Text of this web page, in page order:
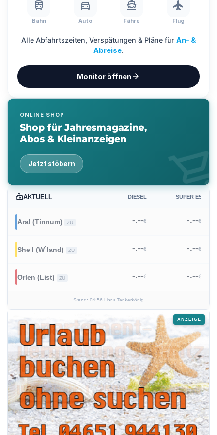
train
Bahn
directions_car
Auto
directions_boat
Fähre
flight
Flug
Alle Abfahrtszeiten, Verspätungen & Pläne für An- &
Abreise.
Monitor öffnenarrow_forward
ONLINE SHOP
Shop für Jahresmagazine,
Abos & Kleinanzeigen
Jetzt stöbern
AKTUELL DIESEL SUPER E5
Aral (Tinnum) ZU -.--€ -.--€
Shell (W`land) ZU -.--€ -.--€
Orlen (List) ZU -.--€ -.--€
Stand: 04:56 Uhr • Tankerkönig